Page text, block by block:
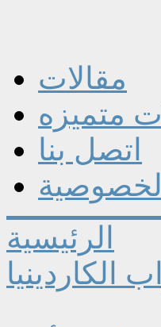
مقالات
متميزه
اتصل بنا
الخصوصية
الرئيسية
الكاردينيا